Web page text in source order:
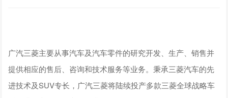
广汽三菱主要从事汽车及汽车零件的研究开发、生产、销售并
提供相应的售后、咨询和技术服务等业务。秉承三菱汽车的先
进技术及SUV专长，广汽三菱将陆续投产多款三菱全球战略车